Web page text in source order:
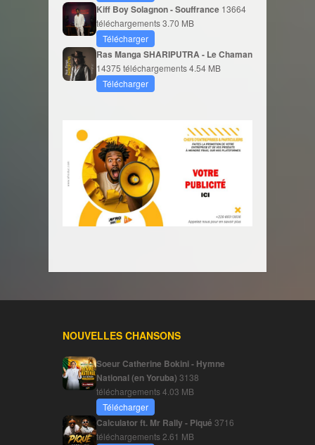
Kiff Boy Solagnon - Souffrance 13664
téléchargements3.70 MB
Télécharger
Ras Manga SHARIPUTRA - Le Chaman
14375 téléchargements4.54 MB
Télécharger
NOUVELLES CHANSONS
Soeur Catherine Bokini - Hymne
National (en Yoruba) 3138
téléchargements4.03 MB
Télécharger
Calculator ft. Mr Rally - Piqué 3716
téléchargements2.61 MB